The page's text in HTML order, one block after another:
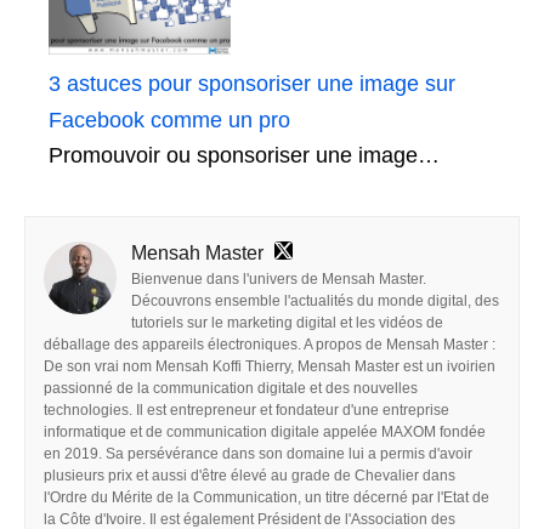
3 astuces pour sponsoriser une image sur
Facebook comme un pro
Promouvoir ou sponsoriser une image…
Mensah Master
Bienvenue dans l'univers de Mensah Master.
Découvrons ensemble l'actualités du monde digital, des
tutoriels sur le marketing digital et les vidéos de
déballage des appareils électroniques. A propos de Mensah Master :
De son vrai nom Mensah Koffi Thierry, Mensah Master est un ivoirien
passionné de la communication digitale et des nouvelles
technologies. Il est entrepreneur et fondateur d'une entreprise
informatique et de communication digitale appelée MAXOM fondée
en 2019. Sa persévérance dans son domaine lui a permis d'avoir
plusieurs prix et aussi d'être élevé au grade de Chevalier dans
l'Ordre du Mérite de la Communication, un titre décerné par l'Etat de
la Côte d'Ivoire. Il est également Président de l'Association des